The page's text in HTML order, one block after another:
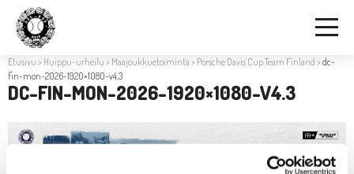
Etusivu > Huippu-urheilu > Maajoukkuetoiminta > Porsche Davis Cup Team Finland >dc-
fin-mon-2026-1920×1080-v4.3
DC-FIN-MON-2026-1920×1080-V4.3